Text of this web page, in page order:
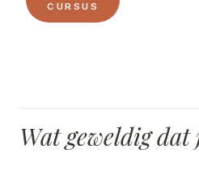
CURSUS
Wat geweldig